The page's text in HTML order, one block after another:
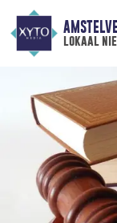
lokaal